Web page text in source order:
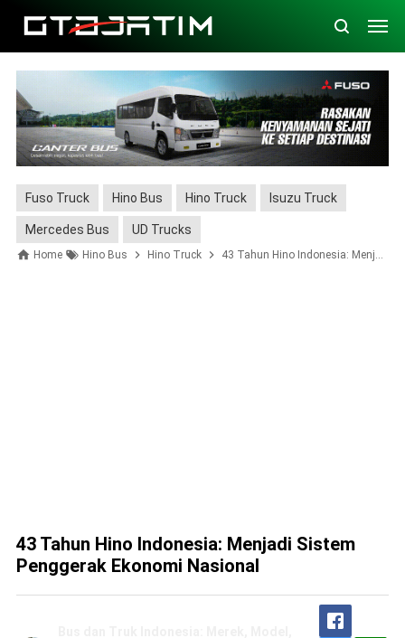
Fuso Truck Hino Bus Hino Truck Isuzu Truck
Mercedes Bus UD Trucks
Home Hino Bus Hino Truck 43 Tahun Hino Indonesia: Menjadi Sistem Penggerak Ekonomi Nasional
43 Tahun Hino Indonesia: Menjadi Sistem
Penggerak Ekonomi Nasional